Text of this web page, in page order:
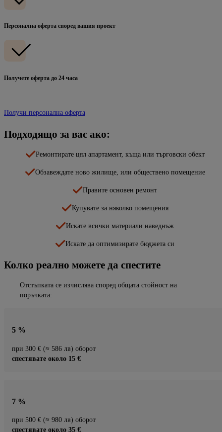
Персонална оферта според вашия проект
Получете оферта до 24 часа
Получи персонална оферта
Подходящо за вас ако:
Ремонтирате цял апартамент, къща или търговски обект
Обзавеждате ново жилище, или обществено помещение
Правите основен ремонт
Купувате за няколко помещения
Искате всички материали наведнъж
Искате да оптимизирате бюджета си
Колко реално можете да спестите
Отстъпката се изчислява според общата стойност на
поръчката:
5 %
при 300 € (≈ 586 лв) оборот
спестявате около 15 €
7 %
при 500 € (≈ 980 лв) оборот
спестявате около 35 €